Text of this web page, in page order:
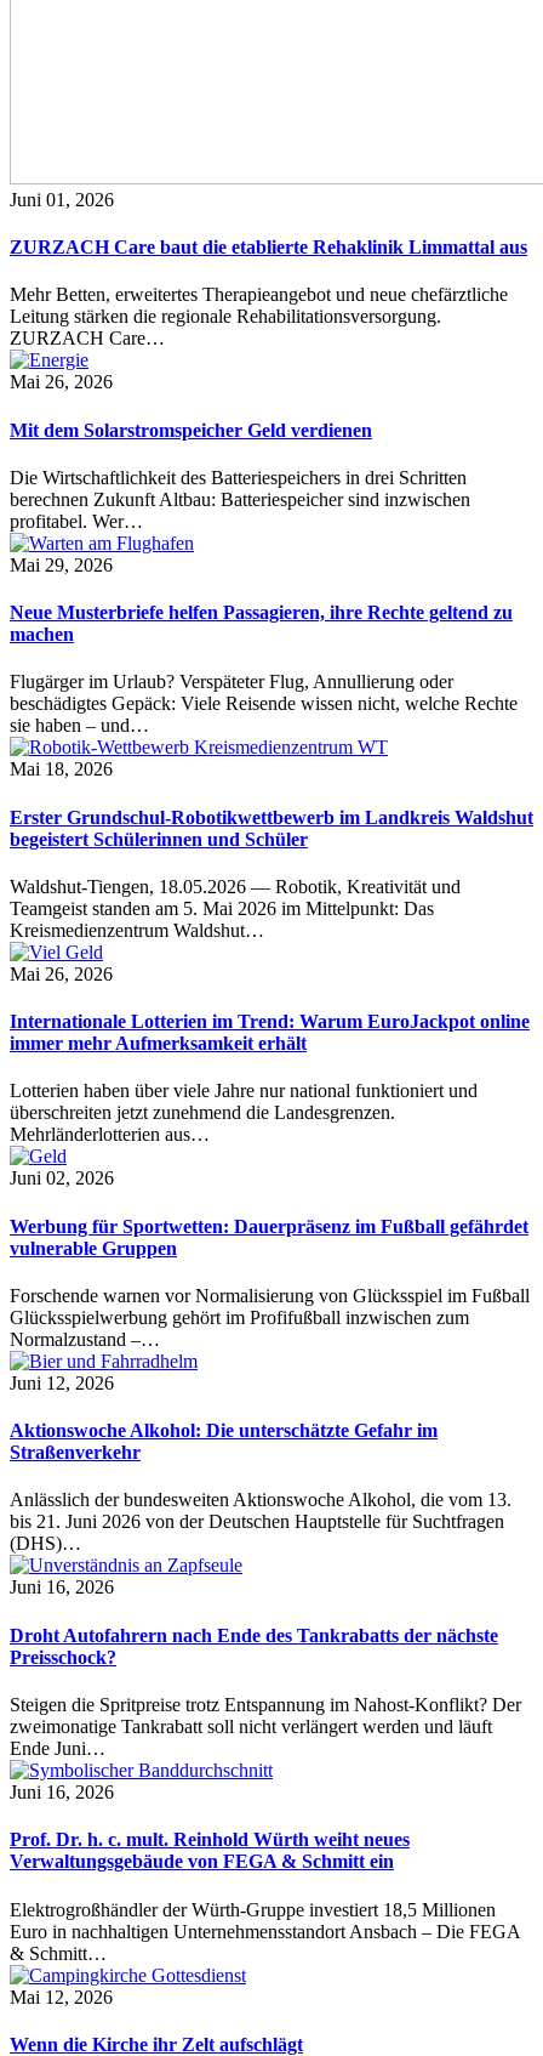
Juni 01, 2026
ZURZACH Care baut die etablierte Rehaklinik Limmattal aus
Mehr Betten, erweitertes Therapieangebot und neue chefärztliche
Leitung stärken die regionale Rehabilitationsversorgung.
ZURZACH Care…
Mai 26, 2026
Mit dem Solarstromspeicher Geld verdienen
Die Wirtschaftlichkeit des Batteriespeichers in drei Schritten
berechnen Zukunft Altbau: Batteriespeicher sind inzwischen
profitabel. Wer…
Mai 29, 2026
Neue Musterbriefe helfen Passagieren, ihre Rechte geltend zu
machen
Flugärger im Urlaub? Verspäteter Flug, Annullierung oder
beschädigtes Gepäck: Viele Reisende wissen nicht, welche Rechte
sie haben – und…
Mai 18, 2026
Erster Grundschul-Robotikwettbewerb im Landkreis Waldshut
begeistert Schülerinnen und Schüler
Waldshut-Tiengen, 18.05.2026 — Robotik, Kreativität und
Teamgeist standen am 5. Mai 2026 im Mittelpunkt: Das
Kreismedienzentrum Waldshut…
Mai 26, 2026
Internationale Lotterien im Trend: Warum EuroJackpot online
immer mehr Aufmerksamkeit erhält
Lotterien haben über viele Jahre nur national funktioniert und
überschreiten jetzt zunehmend die Landesgrenzen.
Mehrländerlotterien aus…
Juni 02, 2026
Werbung für Sportwetten: Dauerpräsenz im Fußball gefährdet
vulnerable Gruppen
Forschende warnen vor Normalisierung von Glücksspiel im Fußball
Glücksspielwerbung gehört im Profifußball inzwischen zum
Normalzustand –…
Juni 12, 2026
Aktionswoche Alkohol: Die unterschätzte Gefahr im
Straßenverkehr
Anlässlich der bundesweiten Aktionswoche Alkohol, die vom 13.
bis 21. Juni 2026 von der Deutschen Hauptstelle für Suchtfragen
(DHS)…
Juni 16, 2026
Droht Autofahrern nach Ende des Tankrabatts der nächste
Preisschock?
Steigen die Spritpreise trotz Entspannung im Nahost-Konflikt? Der
zweimonatige Tankrabatt soll nicht verlängert werden und läuft
Ende Juni…
Juni 16, 2026
Prof. Dr. h. c. mult. Reinhold Würth weiht neues
Verwaltungsgebäude von FEGA & Schmitt ein
Elektrogroßhändler der Würth-Gruppe investiert 18,5 Millionen
Euro in nachhaltigen Unternehmensstandort Ansbach – Die FEGA
& Schmitt…
Mai 12, 2026
Wenn die Kirche ihr Zelt aufschlägt